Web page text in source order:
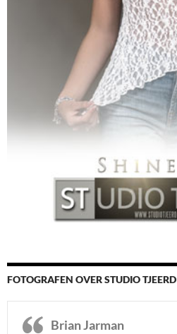
FOTOGRAFEN OVER STUDIO TJEERD
Brian Jarman